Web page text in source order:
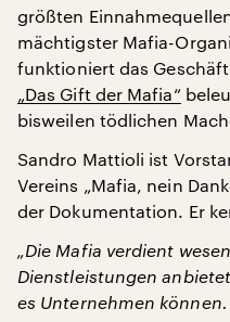
größten
mächtigster Mafia-
funktioniert das
„Das Gift der Mafia“
bisweilen tödlichen
Sandro Mattioli ist
Vereins „Mafia, nein
der Dokumentation. Er
„Die Mafia verdient
Dienstleistungen
es Unternehmen